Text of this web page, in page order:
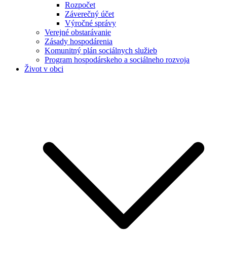
Rozpočet
Záverečný účet
Výročné správy
Verejné obstarávanie
Zásady hospodárenia
Komunitný plán sociálnych služieb
Program hospodárskeho a sociálneho rozvoja
Život v obci